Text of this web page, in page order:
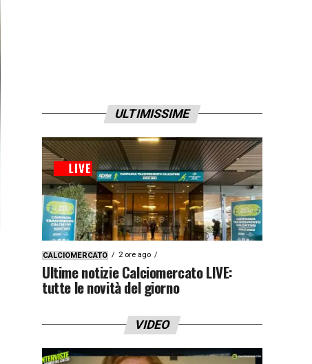
ULTIMISSIME
CALCIOMERCATO 2 ore ago
Ultime notizie Calciomercato LIVE:
tutte le novità del giorno
VIDEO